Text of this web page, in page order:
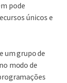
pode
únicos e
um grupo de
modo de